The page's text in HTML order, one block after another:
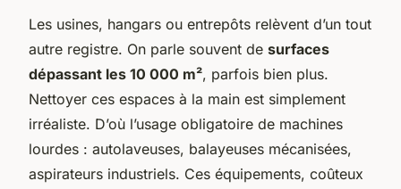
Les usines, hangars ou entrepôts relèvent d’un tout
autre registre. On parle souvent de surfaces
dépassant les 10 000 m², parfois bien plus.
Nettoyer ces espaces à la main est simplement
irréaliste. D’où l’usage obligatoire de machines
lourdes : autolaveuses, balayeuses mécanisées,
aspirateurs industriels. Ces équipements, coûteux